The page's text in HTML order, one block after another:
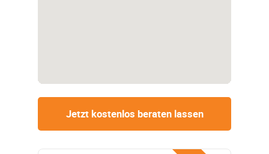
Jetzt kostenlos beraten lassen